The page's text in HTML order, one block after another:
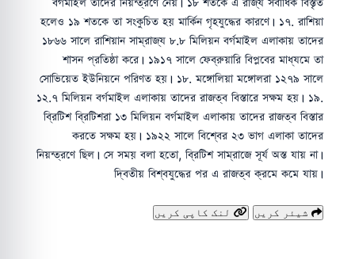
হলেও ১৯ শতকে তা সংকুচিত হয় মার্কিন গৃহযুদ্ধের কারণে। ১৭. রাশিয়া
১৮৬৬ সালে রাশিয়ান সাম্রাজ্য ৮.৮ মিলিয়ন বর্গমাইল এলাকায় তাদের
শাসন প্রতিষ্ঠা করে। ১৯১৭ সালে ফেব্রুয়ারি বিপ্লবের মাধ্যমে তা
সোভিয়েত ইউনিয়নে পরিণত হয়। ১৮. মঙ্গোলিয়া মঙ্গোলরা ১২৭৯ সালে
১২.৭ মিলিয়ন বর্গমাইল এলাকায় তাদের রাজত্ব বিস্তারে সক্ষম হয়। ১৯.
ব্রিটিশ ব্রিটিশরা ১৩ মিলিয়ন বর্গমাইল এলাকায় তাদের রাজত্ব বিস্তার
করতে সক্ষম হয়। ১৯২২ সালে বিশ্বের ২৩ ভাগ এলাকা তাদের
নিয়ন্ত্রণে ছিল। সে সময় বলা হতো, ব্রিটিশ সাম্রাজে সূর্য অস্ত যায় না।
দ্বিতীয় বিশ্বযুদ্ধের পর এ রাজত্ব ক্রমে কমে যায়।